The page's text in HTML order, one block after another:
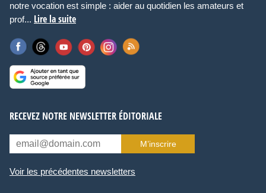
notre vocation est simple : aider au quotidien les amateurs et
prof... Lire la suite
RECEVEZ NOTRE NEWSLETTER ÉDITORIALE
M’inscrire
Voir les précédentes newsletters